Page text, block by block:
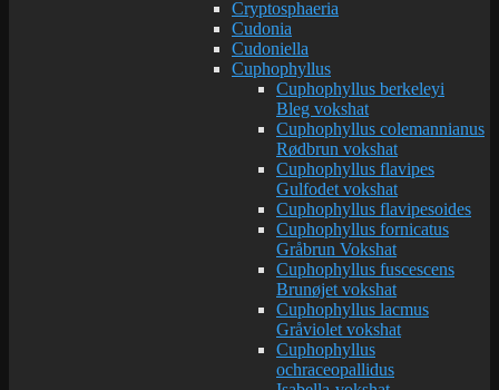
Cryptosphaeria
Cudonia
Cudoniella
Cuphophyllus
Cuphophyllus berkeleyi
Bleg vokshat
Cuphophyllus colemannianus
Rødbrun vokshat
Cuphophyllus flavipes
Gulfodet vokshat
Cuphophyllus flavipesoides
Cuphophyllus fornicatus
Gråbrun Vokshat
Cuphophyllus fuscescens
Brunøjet vokshat
Cuphophyllus lacmus
Gråviolet vokshat
Cuphophyllus
ochraceopallidus